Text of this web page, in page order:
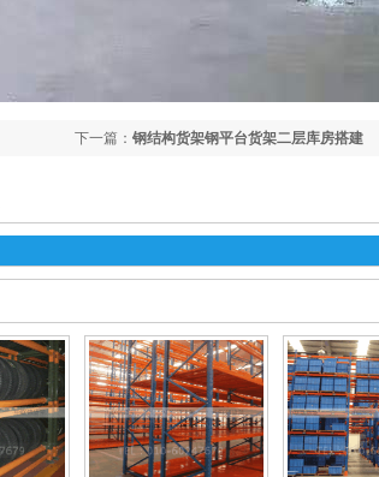
下一篇： 钢结构货架钢平台货架二层库房搭建